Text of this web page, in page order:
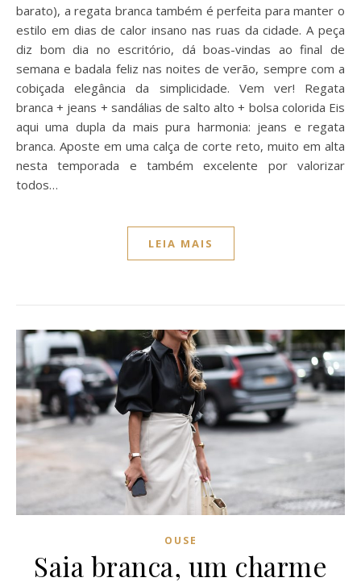
barato), a regata branca também é perfeita para manter o
estilo em dias de calor insano nas ruas da cidade. A peça
diz bom dia no escritório, dá boas-vindas ao final de
semana e badala feliz nas noites de verão, sempre com a
cobiçada elegância da simplicidade. Vem ver! Regata
branca + jeans + sandálias de salto alto + bolsa colorida Eis
aqui uma dupla da mais pura harmonia: jeans e regata
branca. Aposte em uma calça de corte reto, muito em alta
nesta temporada e também excelente por valorizar
todos…
LEIA MAIS
OUSE
Saia branca, um charme